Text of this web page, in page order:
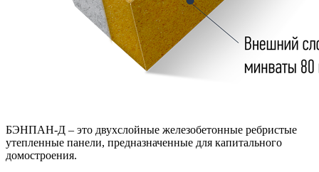
БЭНПАН-Д – это двухслойные железобетонные ребристые
утепленные панели, предназначенные для капитального
домостроения.